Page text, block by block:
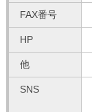
FAX番号
HP
他
SNS